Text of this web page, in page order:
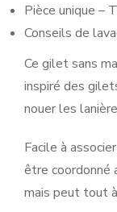
Pièce unique –
Conseils de
Ce gilet sans
inspiré des
nouer les
Facile à
être coordonné
mais peut tout